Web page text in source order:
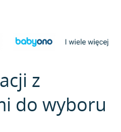
z
do wyboru